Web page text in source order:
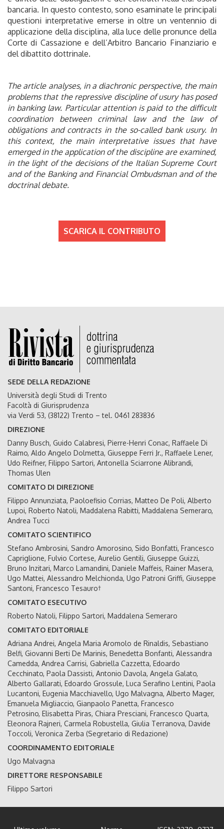
bancaria. In questo contesto, sono esaminate le principali
questioni interpretative emerse in oltre un ventennio di
applicazione della disciplina, alla luce delle pronunce della
Corte di Cassazione e dell’Arbitro Bancario Finanziario e
del dibattito dottrinale.
The article analyses, in a diachronic perspective, the main
problems that the repressive discipline of usury has posed
in banking law. Particular attention is paid to the difficult
coordination between criminal law and the law of
obligations and contracts in the so-called bank usury. In
this context, the main interpretative issues that have
emerged in the application of the discipline are examined,
in the light of the decisions of the Italian Supreme Court
and of the Banking and Financial Ombudsman and of the
doctrinal debate.
SCARICA IL CONTRIBUTO
SEDE DELLA REDAZIONE
Università degli Studi di Trento
Facoltà di Giurisprudenza
via Verdi 53, (38122) Trento – tel. 0461 283836
DIREZIONE
Danny Busch, Guido Calabresi, Pierre-Henri Conac, Raffaele Di
Raimo, Aldo Angelo Dolmetta, Giuseppe Ferri Jr., Raffaele Lener,
Udo Reifner, Filippo Sartori, Antonella Sciarrone Alibrandi,
Thomas Ulen
COMITATO DI DIREZIONE
Filippo Annunziata, Paoloefisio Corrias, Matteo De Poli, Alberto
Lupoi, Roberto Natoli, Maddalena Rabitti, Maddalena Semeraro,
Andrea Tucci
COMITATO SCIENTIFICO
Stefano Ambrosini, Sandro Amorosino, Sido Bonfatti, Francesco
Capriglione, Fulvio Cortese, Aurelio Gentili, Giuseppe Guizzi,
Bruno Inzitari, Marco Lamandini, Daniele Maffeis, Rainer Masera,
Ugo Mattei, Alessandro Melchionda, Ugo Patroni Griffi, Giuseppe
Santoni, Francesco Tesauro†
COMITATO ESECUTIVO
Roberto Natoli, Filippo Sartori, Maddalena Semeraro
COMITATO EDITORIALE
Adriana Andrei, Angela Maria Aromolo de Rinaldis, Sebastiano
Belfi, Giovanni Berti De Marinis, Benedetta Bonfanti, Alessandra
Camedda, Andrea Carrisi, Gabriella Cazzetta, Edoardo
Cecchinato, Paola Dassisti, Antonio Davola, Angela Galato,
Alberto Gallarati, Edoardo Grossule, Luca Serafino Lentini, Paola
Lucantoni, Eugenia Macchiavello, Ugo Malvagna, Alberto Mager,
Emanuela Migliaccio, Gianpaolo Panetta, Francesco
Petrosino, Elisabetta Piras, Chiara Presciani, Francesco Quarta,
Eleonora Rajneri, Carmela Robustella, Giulia Terranova, Davide
Toccoli, Veronica Zerba (Segretario di Redazione)
COORDINAMENTO EDITORIALE
Ugo Malvagna
DIRETTORE RESPONSABILE
Filippo Sartori